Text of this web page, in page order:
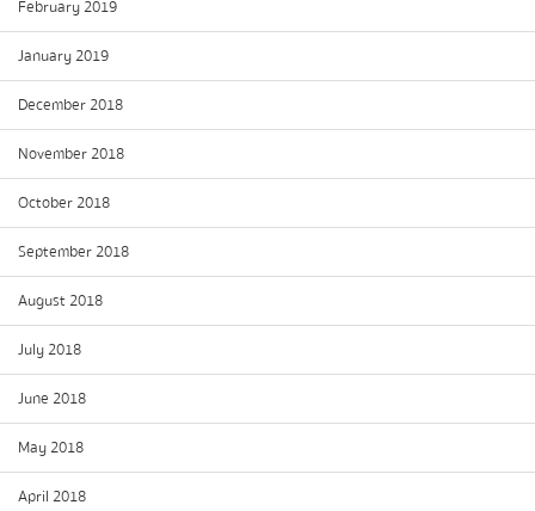
February 2019
January 2019
December 2018
November 2018
October 2018
September 2018
August 2018
July 2018
June 2018
May 2018
April 2018